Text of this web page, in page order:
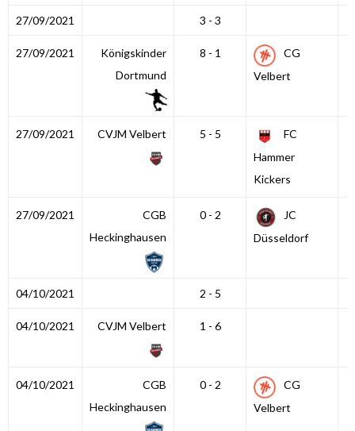
27/09/2021 3 - 3
27/09/2021
Königskinder
Dortmund
8 - 1
CG
Velbert
27/09/2021 CVJM Velbert 5 - 5
FC
Hammer
Kickers
27/09/2021
CGB
Heckinghausen
0 - 2
JC
Düsseldorf
04/10/2021 2 - 5
04/10/2021 CVJM Velbert 1 - 6
04/10/2021
CGB
Heckinghausen
0 - 2
CG
Velbert